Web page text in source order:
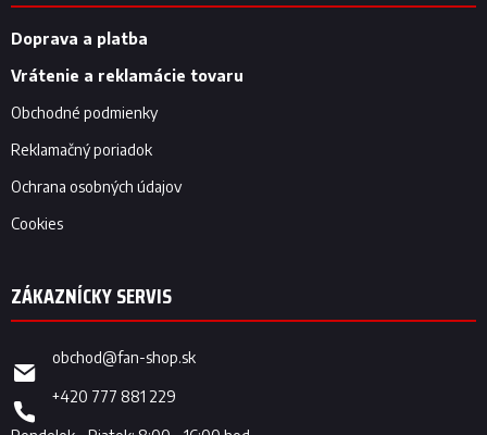
Doprava a platba
Vrátenie a reklamácie tovaru
Obchodné podmienky
Reklamačný poriadok
Ochrana osobných údajov
Cookies
obchod@fan-shop.sk
+420 777 881 229